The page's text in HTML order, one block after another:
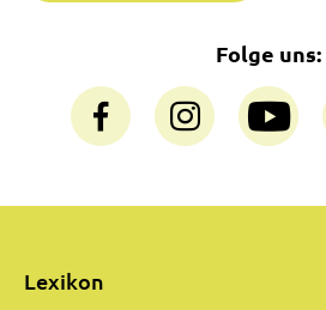
Folge uns:
Lexikon